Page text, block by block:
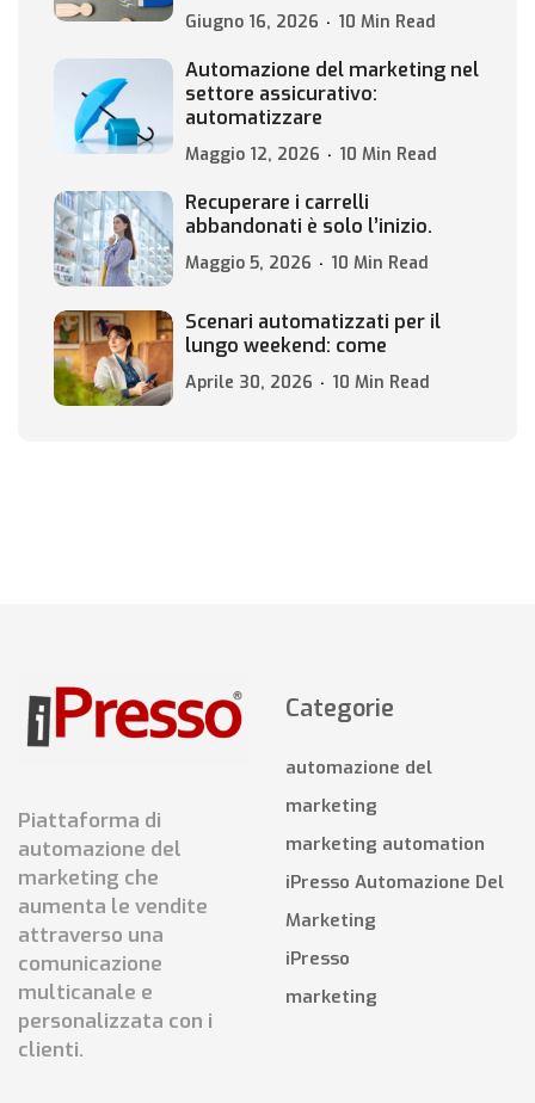
Giugno 16, 2026 10 Min Read
Automazione del marketing nel
settore assicurativo:
automatizzare
Maggio 12, 2026 10 Min Read
Recuperare i carrelli
abbandonati è solo l’inizio.
Maggio 5, 2026 10 Min Read
Scenari automatizzati per il
lungo weekend: come
Aprile 30, 2026 10 Min Read
Piattaforma di
automazione del
marketing che
aumenta le vendite
attraverso una
comunicazione
multicanale e
personalizzata con i
clienti.
Categorie
automazione del
marketing
marketing automation
iPresso Automazione Del
Marketing
iPresso
marketing